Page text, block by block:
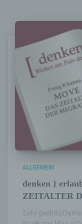
ALLGEMEIN
denken }
ZEITALTER
Sehr geehrte
Löschen
d)
künftige
e) Profiling
Profiling ist
darin
werden,
die sich